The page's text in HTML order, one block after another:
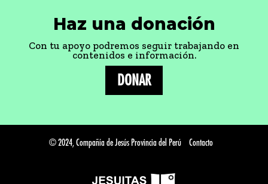
Haz una donación
Con tu apoyo podremos seguir trabajando en
contenidos e información.
DONAR
© 2024, Compañía de Jesús Provincia del Perú Contacto